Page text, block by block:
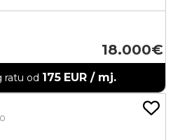
18.000
ratu od 175 EUR / mj.